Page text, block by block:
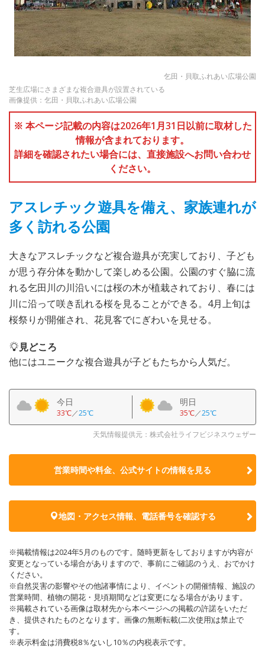
乞田・貝取ふれあい広場公園
芝生広場にさまざまな複合遊具が設置されている
画像提供：乞田・貝取ふれあい広場公園
※ 本ページ記載の内容は2026年1月31日以前に取材した
情報が含まれております。
詳細を確認されたい場合には、直接施設へお問い合わせ
ください。
アスレチック遊具を備え、家族連れが
多く訪れる公園
大きなアスレチックなど複合遊具が充実しており、子ども
が思う存分体を動かして楽しめる公園。公園のすぐ脇に流
れる乞田川の川沿いには桜の木が植栽されており、春には
川に沿って咲き乱れる桜を見ることができる。4月上旬は
桜祭りが開催され、花見客でにぎわいを見せる。
見どころ
他にはユニークな複合遊具が子どもたちから人気だ。
今日
33℃／25℃
明日
35℃／25℃
天気情報提供元：株式会社ライフビジネスウェザー
営業時間や料金、公式サイトの情報を見る
地図・アクセス情報、電話番号を確認する
※掲載情報は2024年5月のものです。随時更新をしておりますが内容が
変更となっている場合がありますので、事前にご確認のうえ、おでかけ
ください。
※自然災害の影響やその他諸事情により、イベントの開催情報、施設の
営業時間、植物の開花・見頃期間などは変更になる場合があります。
※掲載されている画像は取材先から本ページへの掲載の許諾をいただ
き、提供されたものとなります。画像の無断転載(二次使用)は禁止で
す。
※表示料金は消費税8％ないし10％の内税表示です。